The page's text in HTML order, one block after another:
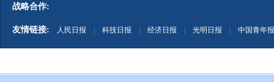
战略合作:
友情链接: 人民日报 科技日报 经济日报 光明日报 中国青年报